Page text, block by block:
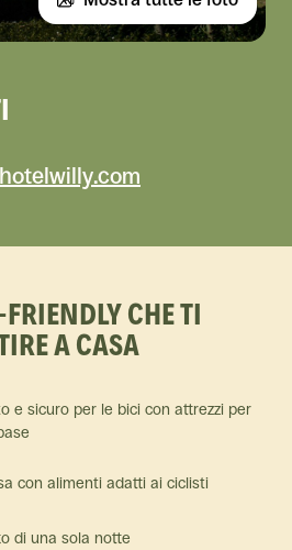
hotelwilly.com
CHE TI
A CASA
e sicuro per le bici con attrezzi per
con alimenti adatti ai ciclisti
di una sola notte